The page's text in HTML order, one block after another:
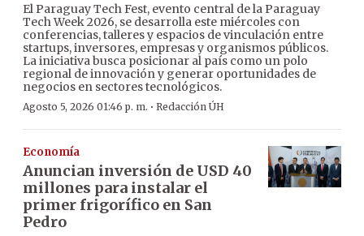
El Paraguay Tech Fest, evento central de la Paraguay
Tech Week 2026, se desarrolla este miércoles con
conferencias, talleres y espacios de vinculación entre
startups, inversores, empresas y organismos públicos.
La iniciativa busca posicionar al país como un polo
regional de innovación y generar oportunidades de
negocios en sectores tecnológicos.
Agosto 5, 2026 01:46 p. m. · Redacción ÚH
Economía
Anuncian inversión de USD 40
millones para instalar el
primer frigorífico en San
Pedro